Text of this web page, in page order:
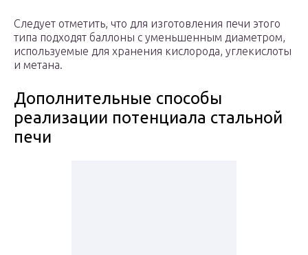
Следует отметить, что для изготовления печи этого
типа подходят баллоны с уменьшенным диаметром,
используемые для хранения кислорода, углекислоты
и метана.
Дополнительные способы
реализации потенциала стальной
печи